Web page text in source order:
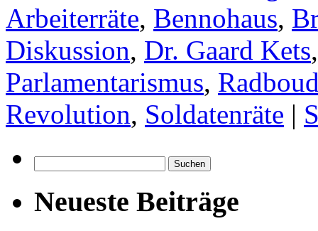
Arbeiterräte, Bennohaus,
Diskussion, Dr. Gaard Kets
Parlamentarismus,
Revolution, Soldatenräte |
nach:
Neueste Beiträge